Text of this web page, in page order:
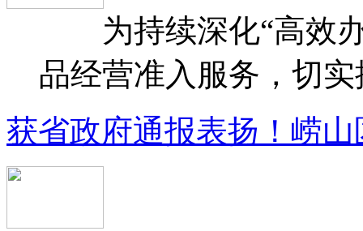
为持续深化“高效办
品经营准入服务，切
获省政府通报表扬！崂